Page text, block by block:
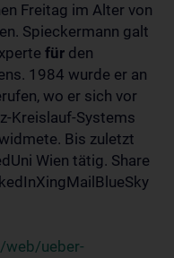
Freitag im Alter von
Spieckermann galt
für den
1984 wurde er an
wo er sich vor
Kreislauf-Systems
Bis zuletzt
Wien tätig. Share
web/ueber-